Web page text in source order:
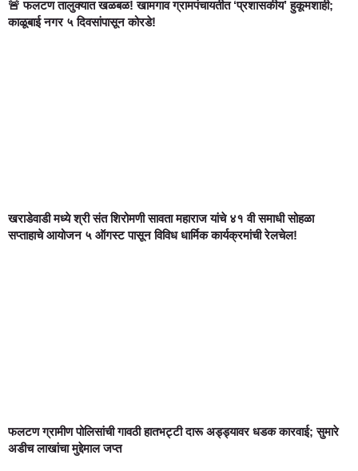
🚨 फलटण तालुक्यात खळबळ! खामगाव ग्रामपंचायतीत ‘प्रशासकीय’ हुकूमशाही;
काळूबाई नगर ५ दिवसांपासून कोरडे!
खराडेवाडी मध्ये श्री संत शिरोमणी सावता महाराज यांचे ४१ वी समाधी सोहळा
सप्ताहाचे आयोजन ५ ऑगस्ट पासून विविध धार्मिक कार्यक्रमांची रेलचेल!
फलटण ग्रामीण पोलिसांची गावठी हातभट्टी दारू अड्ड्यावर धडक कारवाई; सुमारे
अडीच लाखांचा मुद्देमाल जप्त